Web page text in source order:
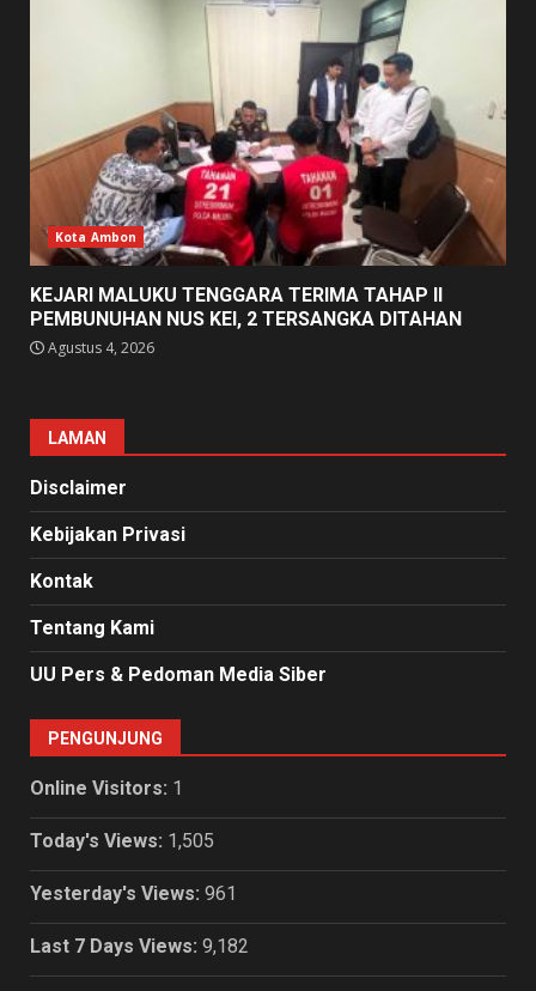
Kota Ambon
KEJARI MALUKU TENGGARA TERIMA TAHAP II
PEMBUNUHAN NUS KEI, 2 TERSANGKA DITAHAN
Agustus 4, 2026
LAMAN
Disclaimer
Kebijakan Privasi
Kontak
Tentang Kami
UU Pers & Pedoman Media Siber
PENGUNJUNG
Online Visitors: 1
Today's Views: 1,505
Yesterday's Views: 961
Last 7 Days Views: 9,182